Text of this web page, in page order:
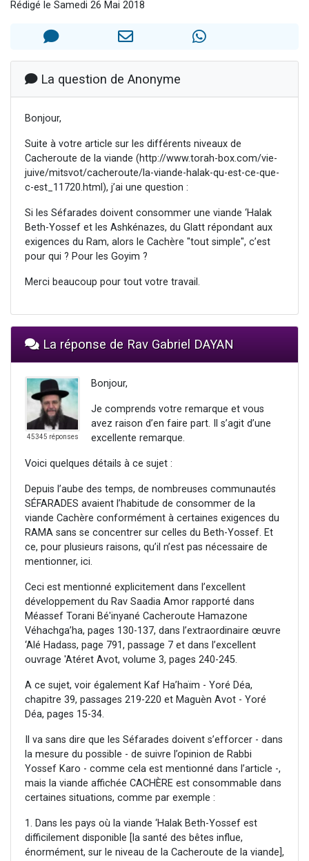
30 personnes viennent de faire un don pour Sauvez la jambe de Yohan
12 nouvelles musiques dans Torah-Box Music
29 personnes viennent de demander une bénédiction
Rédigé le Samedi 26 Mai 2018
La question de Anonyme
Bonjour,
Suite à votre article sur les différents niveaux de
Cacheroute de la viande (http://www.torah-box.com/vie-
juive/mitsvot/cacheroute/la-viande-halak-qu-est-ce-que-
c-est_11720.html), j’ai une question :
Si les Séfarades doivent consommer une viande ‘Halak
Beth-Yossef et les Ashkénazes, du Glatt répondant aux
exigences du Ram, alors le Cachère "tout simple", c’est
pour qui ? Pour les Goyim ?
Merci beaucoup pour tout votre travail.
La réponse de Rav Gabriel DAYAN
45345 réponses
Bonjour,
Je comprends votre remarque et vous
avez raison d’en faire part. Il s’agit d’une
excellente remarque.
Voici quelques détails à ce sujet :
Depuis l’aube des temps, de nombreuses communautés
SÉFARADES avaient l’habitude de consommer de la
viande Cachère conformément à certaines exigences du
RAMA sans se concentrer sur celles du Beth-Yossef. Et
ce, pour plusieurs raisons, qu’il n’est pas nécessaire de
mentionner, ici.
Ceci est mentionné explicitement dans l’excellent
développement du Rav Saadia Amor rapporté dans
Méassef Torani Bé'inyané Cacheroute Hamazone
Véhachga’ha, pages 130-137, dans l’extraordinaire œuvre
‘Alé Hadass, page 791, passage 7 et dans l’excellent
ouvrage 'Atéret Avot, volume 3, pages 240-245.
A ce sujet, voir également Kaf Ha’haïm - Yoré Déa,
chapitre 39, passages 219-220 et Maguèn Avot - Yoré
Déa, pages 15-34.
Il va sans dire que les Séfarades doivent s’efforcer - dans
la mesure du possible - de suivre l’opinion de Rabbi
Yossef Karo - comme cela est mentionné dans l’article -,
mais la viande affichée CACHÈRE est consommable dans
certaines situations, comme par exemple :
1. Dans les pays où la viande ‘Halak Beth-Yossef est
difficilement disponible [la santé des bêtes influe,
énormément, sur le niveau de la Cacheroute de la viande],